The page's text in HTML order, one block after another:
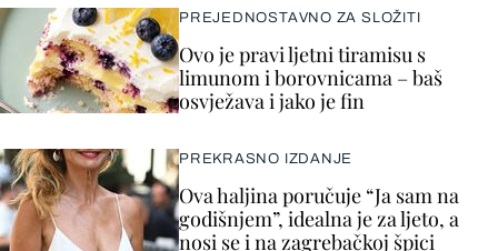
PREJEDNOSTAVNO ZA SLOŽITI
Ovo je pravi ljetni tiramisu s
limunom i borovnicama – baš
osvježava i jako je fin
PREKRASNO IZDANJE
Ova haljina poručuje “Ja sam na
godišnjem”, idealna je za ljeto, a
nosi se i na zagrebačkoj špici